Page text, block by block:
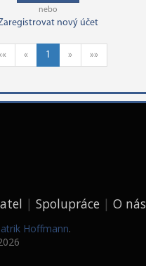
nebo
nový účet
« 1 » »»
Spolupráce O nás
Hoffmann.